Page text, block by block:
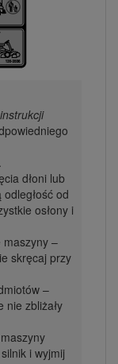
instrukcji
dłoni lub
od
osłony i
maszyny –
skręcaj przy
–
nie zbliżały
i wyjmij